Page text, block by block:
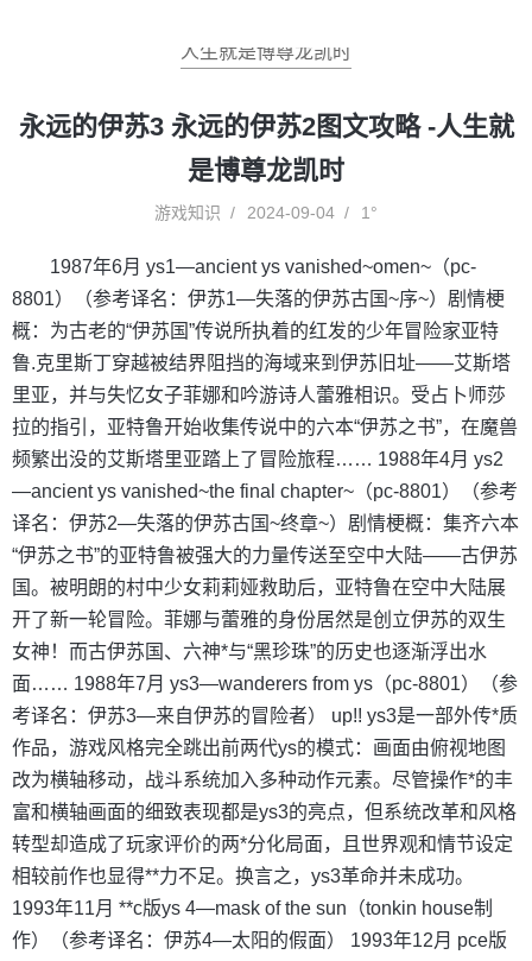
人生就是博尊龙凯时
永远的伊苏3 永远的伊苏2图文攻略 -人生就
是博尊龙凯时
游戏知识 2024-09-04 1°
1987年6月 ys1—ancient ys vanished~omen~（pc-
8801）（参考译名：伊苏1—失落的伊苏古国~序~）剧情梗
概：为古老的“伊苏国”传说所执着的红发的少年冒险家亚特
鲁.克里斯丁穿越被结界阻挡的海域来到伊苏旧址——艾斯塔
里亚，并与失忆女子菲娜和吟游诗人蕾雅相识。受占卜师莎
拉的指引，亚特鲁开始收集传说中的六本“伊苏之书”，在魔兽
频繁出没的艾斯塔里亚踏上了冒险旅程…… 1988年4月 ys2
—ancient ys vanished~the final chapter~（pc-8801）（参考
译名：伊苏2—失落的伊苏古国~终章~）剧情梗概：集齐六本
“伊苏之书”的亚特鲁被强大的力量传送至空中大陆——古伊苏
国。被明朗的村中少女莉莉娅救助后，亚特鲁在空中大陆展
开了新一轮冒险。菲娜与蕾雅的身份居然是创立伊苏的双生
女神！而古伊苏国、六神*与“黑珍珠”的历史也逐渐浮出水
面…… 1988年7月 ys3—wanderers from ys（pc-8801）（参
考译名：伊苏3—来自伊苏的冒险者） up!! ys3是一部外传*质
作品，游戏风格完全跳出前两代ys的模式：画面由俯视地图
改为横轴移动，战斗系统加入多种动作元素。尽管操作*的丰
富和横轴画面的细致表现都是ys3的亮点，但系统改革和风格
转型却造成了玩家评价的两*分化局面，且世界观和情节设定
相较前作也显得**力不足。换言之，ys3革命并未成功。
1993年11月 **c版ys 4—mask of the sun（tonkin house制
作）（参考译名：伊苏4—太阳的假面） 1993年12月 pce版